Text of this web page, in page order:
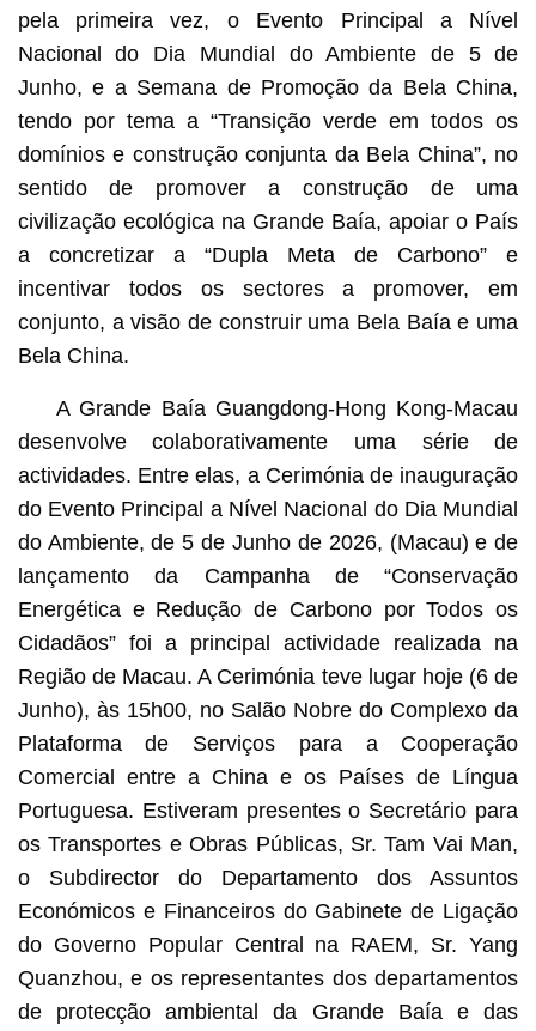
pela primeira vez, o Evento Principal a Nível
Nacional do Dia Mundial do Ambiente de 5 de
Junho, e a Semana de Promoção da Bela China,
tendo por tema a “Transição verde em todos os
domínios e construção conjunta da Bela China”, no
sentido de promover a construção de uma
civilização ecológica na Grande Baía, apoiar o País
a concretizar a “Dupla Meta de Carbono” e
incentivar todos os sectores a promover, em
conjunto, a visão de construir uma Bela Baía e uma
Bela China.
A Grande Baía Guangdong-Hong Kong-Macau
desenvolve colaborativamente uma série de
actividades. Entre elas, a Cerimónia de inauguração
do Evento Principal a Nível Nacional do Dia Mundial
do Ambiente, de 5 de Junho de 2026, (Macau) e de
lançamento da Campanha de “Conservação
Energética e Redução de Carbono por Todos os
Cidadãos” foi a principal actividade realizada na
Região de Macau. A Cerimónia teve lugar hoje (6 de
Junho), às 15h00, no Salão Nobre do Complexo da
Plataforma de Serviços para a Cooperação
Comercial entre a China e os Países de Língua
Portuguesa. Estiveram presentes o Secretário para
os Transportes e Obras Públicas, Sr. Tam Vai Man,
o Subdirector do Departamento dos Assuntos
Económicos e Financeiros do Gabinete de Ligação
do Governo Popular Central na RAEM, Sr. Yang
Quanzhou, e os representantes dos departamentos
de protecção ambiental da Grande Baía e das